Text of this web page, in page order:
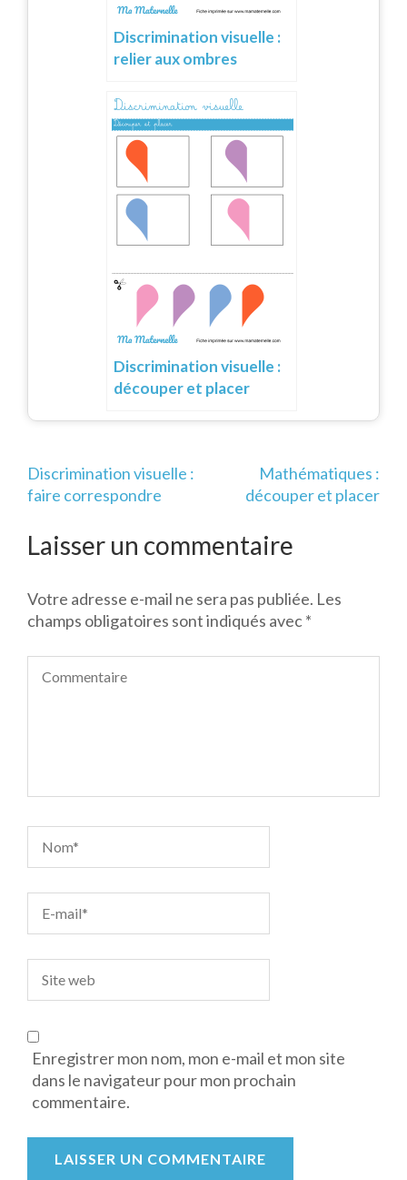
Discrimination visuelle :
relier aux ombres
Discrimination visuelle :
découper et placer
Navigation
de
Discrimination visuelle :
faire correspondre
Mathématiques :
découper et placer
Laisser un commentaire
Votre adresse e-mail ne sera pas publiée. Les
champs obligatoires sont indiqués avec*
Enregistrer mon nom, mon e-mail et mon site
dans le navigateur pour mon prochain
commentaire.